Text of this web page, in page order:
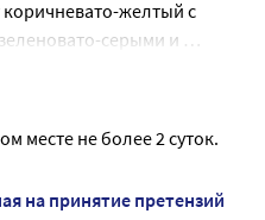
желтый с
серыми и
с ощущением
месте не более 2 суток.
на принятие претензий